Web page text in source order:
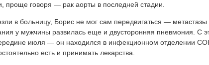
проще говоря — рак аорты в последней стадии.
в больницу, Борис не мог сам передвигаться —
у мужчины развилась еще и двусторонняя пневмония. С
июля — он находился в инфекционном отделении
есть и принимать лекарства.